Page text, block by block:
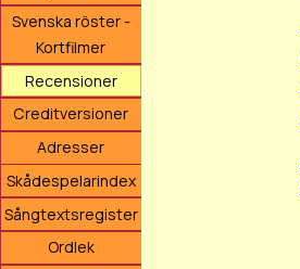
Svenska röster -
Kortfilmer
Recensioner
Creditversioner
Adresser
Skådespelarindex
Sångtextsregister
Ordlek